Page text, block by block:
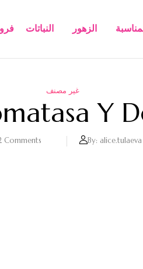
الزهور النباتات
غير مصنف
Y
By: alice.tulaeva
Comments